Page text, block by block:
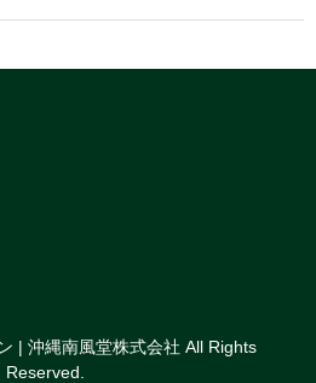
キ12cm
| 沖縄南風堂株式会社 All Rights
Reserved.